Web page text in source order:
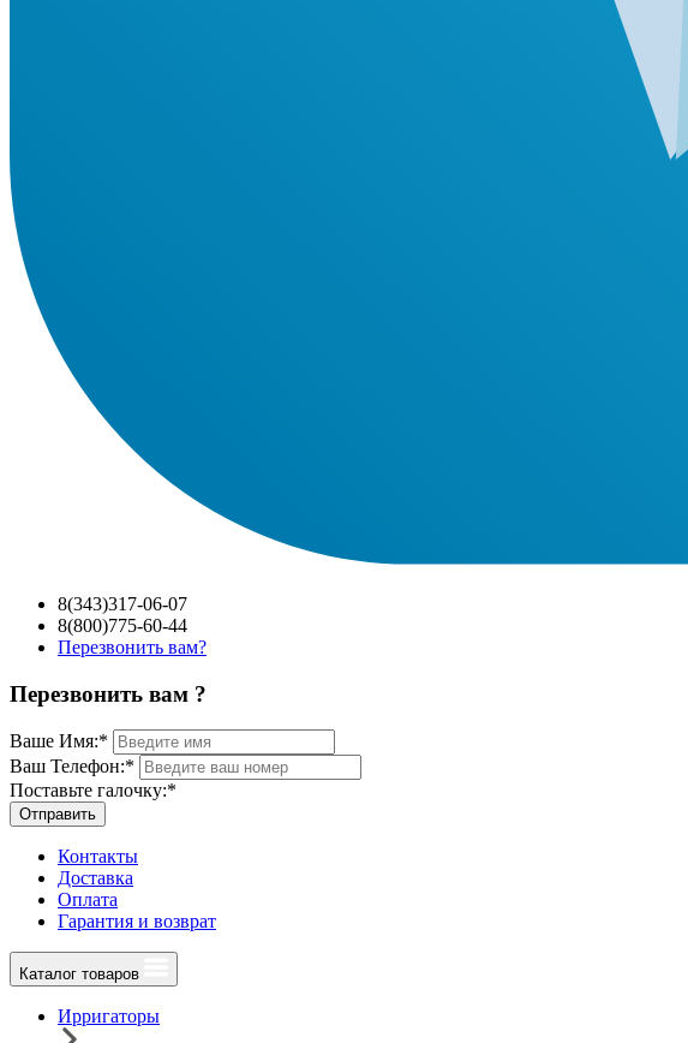
8(343)317-06-07
8(800)775-60-44
Перезвонить вам?
Перезвонить вам ?
Ваше Имя:*
Ваш Телефон:*
Поставьте галочку:*
Отправить
Контакты
Доставка
Оплата
Гарантия и возврат
Каталог товаров
Ирригаторы